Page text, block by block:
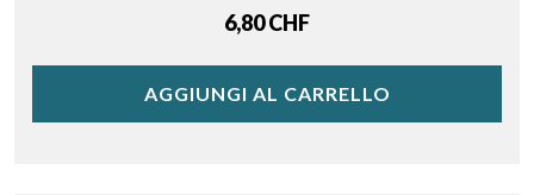
Price
6,80 CHF
AGGIUNGI AL CARRELLO